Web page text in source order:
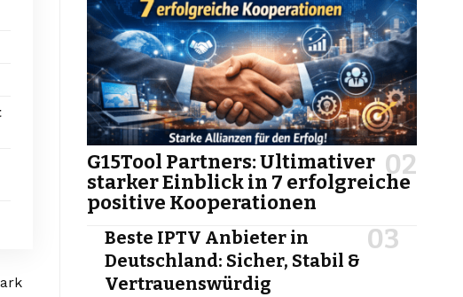
G15Tool Partners: Ultimativer
starker Einblick in 7 erfolgreiche
positive Kooperationen
Beste IPTV Anbieter in
Deutschland: Sicher, Stabil &
Vertrauenswürdig